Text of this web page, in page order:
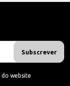
Subscrever
do website